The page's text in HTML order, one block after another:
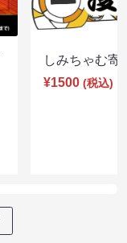
しみちゃむ
¥1500 (税込)